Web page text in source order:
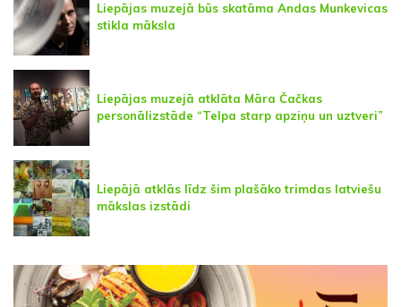
Liepājas muzejā būs skatāma Andas Munkevicas
stikla māksla
Liepājas muzejā atklāta Māra Čačkas
personālizstāde “Telpa starp apziņu un uztveri”
Liepājā atklās līdz šim plašāko trimdas latviešu
mākslas izstādi